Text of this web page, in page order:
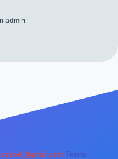
admin
Teams: